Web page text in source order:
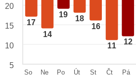
17
14
19 18
16
11 12
20
15
10
5
So
Ne
Po
Út
St
Čt
Pá